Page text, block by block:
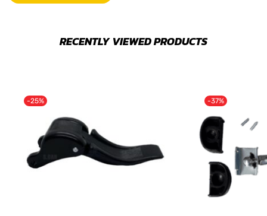
RECENTLY VIEWED PRODUCTS
-25% -37%